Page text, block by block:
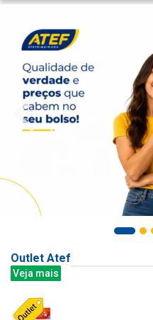
Outlet Atef
Veja mais